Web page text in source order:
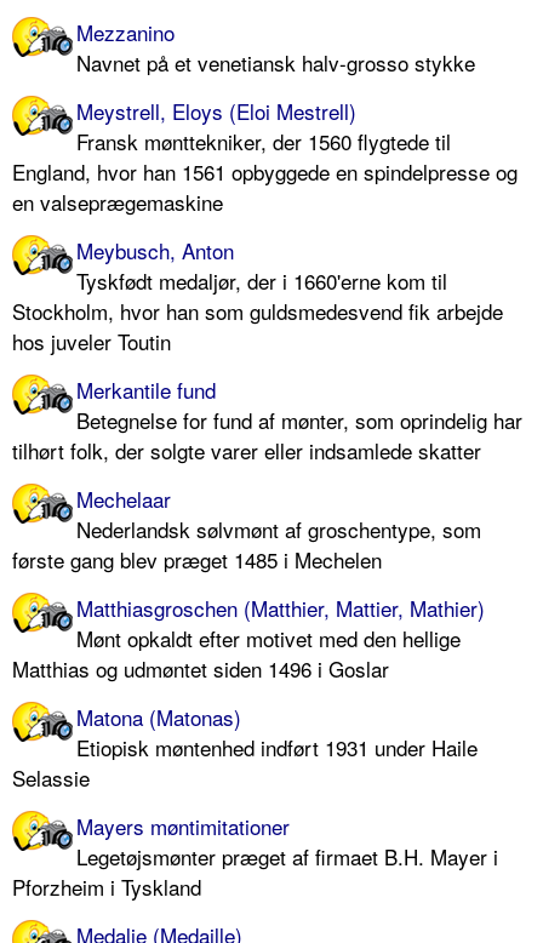
Mezzanino
Navnet på et venetiansk halv-grosso stykke
Meystrell, Eloys (Eloi Mestrell)
Fransk mønttekniker, der 1560 flygtede til
England, hvor han 1561 opbyggede en spindelpresse og
en valseprægemaskine
Meybusch, Anton
Tyskfødt medaljør, der i 1660'erne kom til
Stockholm, hvor han som guldsmedesvend fik arbejde
hos juveler Toutin
Merkantile fund
Betegnelse for fund af mønter, som oprindelig har
tilhørt folk, der solgte varer eller indsamlede skatter
Mechelaar
Nederlandsk sølvmønt af groschentype, som
første gang blev præget 1485 i Mechelen
Matthiasgroschen (Matthier, Mattier, Mathier)
Mønt opkaldt efter motivet med den hellige
Matthias og udmøntet siden 1496 i Goslar
Matona (Matonas)
Etiopisk møntenhed indført 1931 under Haile
Selassie
Mayers møntimitationer
Legetøjsmønter præget af firmaet B.H. Mayer i
Pforzheim i Tyskland
Medalje (Medaille)